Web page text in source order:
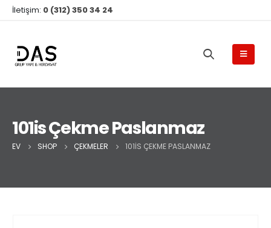
İletişim: 0 (312) 350 34 24
101is Çekme Paslanmaz
EV SHOP ÇEKMELER 101IS ÇEKME PASLANMAZ